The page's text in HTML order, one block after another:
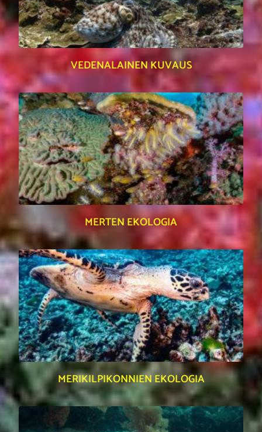
VEDENALAINEN KUVAUS
MERTEN EKOLOGIA
MERIKILPIKONNIEN EKOLOGIA